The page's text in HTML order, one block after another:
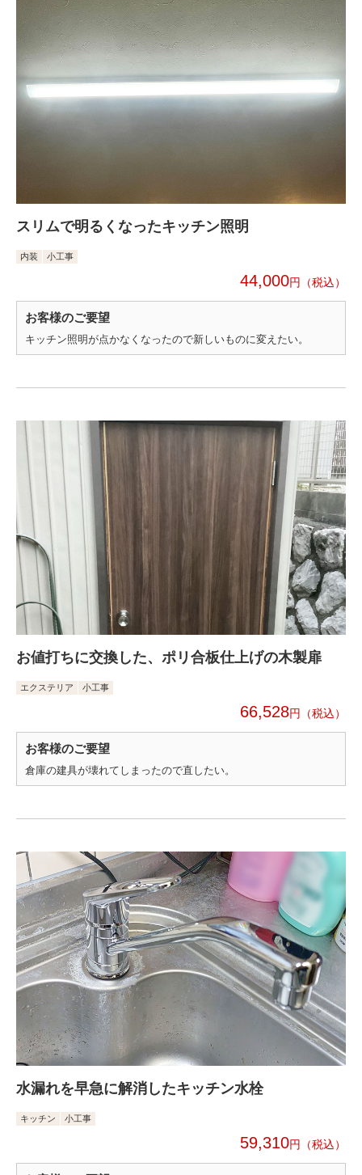
スリムで明るくなったキッチン照明
内装 小工事
44,000円
お客様のご要望
キッチン照明が点かなくなったので新しいものに変えたい。
お値打ちに交換した、ポリ合板仕上げの木製扉
エクステリア 小工事
66,528円
お客様のご要望
倉庫の建具が壊れてしまったので直したい。
水漏れを早急に解消したキッチン水栓
キッチン 小工事
59,310円